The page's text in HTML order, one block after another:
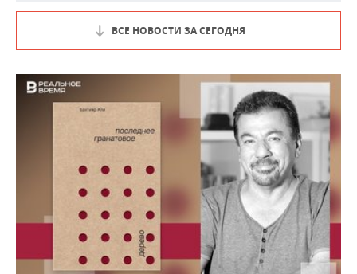
ВСЕ НОВОСТИ ЗА СЕГОДНЯ